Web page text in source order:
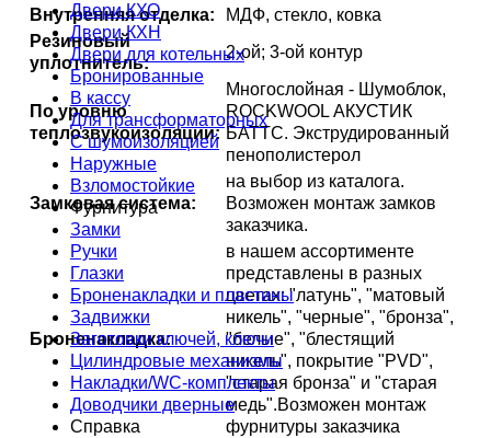
Двери КХО
Двери КХН
Двери для котельных
Бронированные
В кассу
Для трансформаторных
С шумоизоляцией
Наружные
Взломостойкие
Фурнитура
Замки
Ручки
Глазки
Броненакладки и пластины
Задвижки
Заготовки ключей, ключи
Цилиндровые механизмы
Накладки/WC-комплекты
Доводчики дверные
Справка
Внутренняя отделка:
МДФ, стекло, ковка
Резиновый
уплотнитель:
2-ой; 3-ой контур
По уровню
теплозвукоизоляции:
Многослойная - Шумоблок,
ROCKWOOL АКУСТИК
БАТТС. Экструдированный
пенополистерол
Замковая система:
на выбор из каталога.
Возможен монтаж замков
заказчика.
Броненакладка:
в нашем ассортименте
представлены в разных
цветах: "латунь", "матовый
никель", "черные", "бронза",
"белые", "блестящий
никель", покрытие "PVD",
"старая бронза" и "старая
медь".Возможен монтаж
фурнитуры заказчика